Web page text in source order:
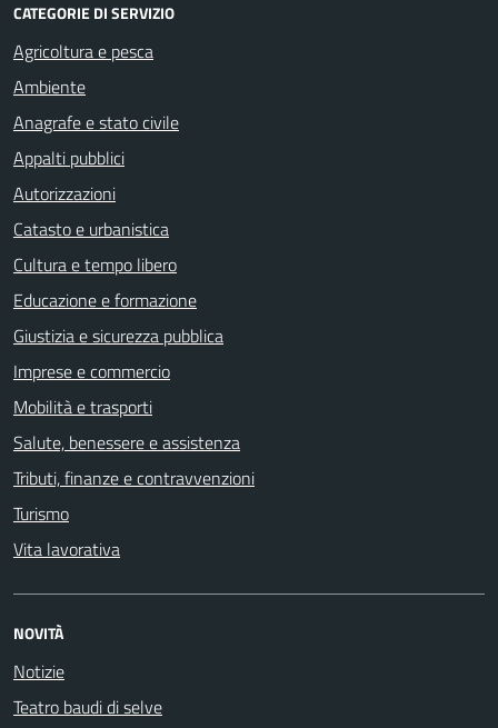
CATEGORIE DI SERVIZIO
Agricoltura e pesca
Ambiente
Anagrafe e stato civile
Appalti pubblici
Autorizzazioni
Catasto e urbanistica
Cultura e tempo libero
Educazione e formazione
Giustizia e sicurezza pubblica
Imprese e commercio
Mobilità e trasporti
Salute, benessere e assistenza
Tributi, finanze e contravvenzioni
Turismo
Vita lavorativa
NOVITÀ
Notizie
Teatro baudi di selve